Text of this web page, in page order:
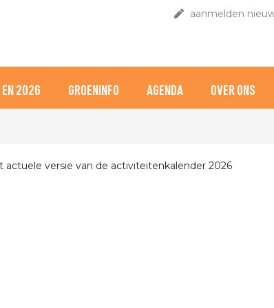
aanmelden
EN 2026 GROENINFO AGENDA OVER ONS
actuele versie van de activiteitenkalender 2026